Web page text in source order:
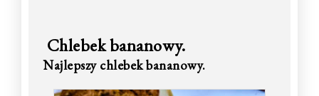
Chlebek bananowy.
Najlepszy chlebek bananowy.